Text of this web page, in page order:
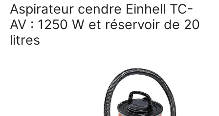
Aspirateur cendre Einhell TC-
AV : 1250 W et réservoir de 20
litres